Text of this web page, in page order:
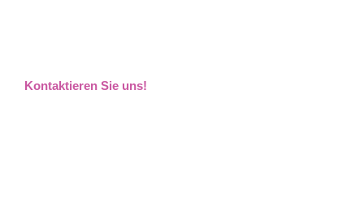
Kontaktieren Sie uns!